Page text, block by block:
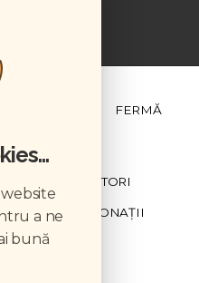
FERMĂ
CONTRIBUTORI
CMVRO DONAȚII
a ne
bună